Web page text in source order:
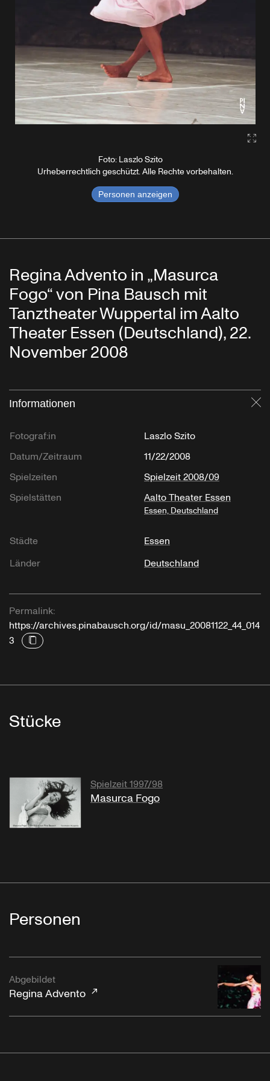
Foto: Laszlo Szito
Urheberrechtlich geschützt. Alle Rechte vorbehalten.
Personen anzeigen
Regina Advento in „Masurca
Fogo“ von Pina Bausch mit
Tanztheater Wuppertal im Aalto
Theater Essen (Deutschland), 22.
November 2008
Informationen
Fotograf:in
Laszlo Szito
Datum/Zeitraum
11/22/2008
Spielzeiten
Spielzeit 2008/09
Spielstätten
Aalto Theater Essen
Essen, Deutschland
Städte
Essen
Länder
Deutschland
Permalink:
https://archives.pinabausch.org/id/masu_20081122_44_014
3
Stücke
Spielzeit 1997/98
Masurca Fogo
Personen
Abgebildet
Regina Advento